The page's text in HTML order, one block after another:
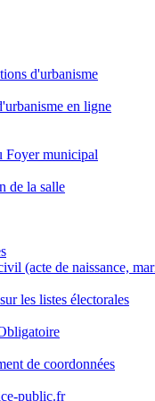
d'urbanisme
en ligne
Foyer municipal
de la salle
(acte de naissance,
les listes électorales
de coordonnées
public.fr